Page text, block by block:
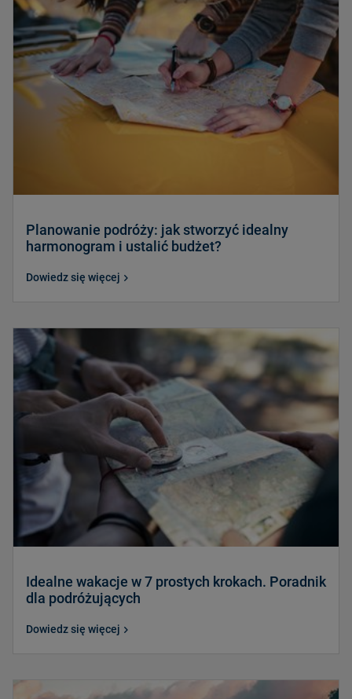
Planowanie podróży: jak stworzyć idealny
harmonogram i ustalić budżet?
Dowiedz się więcej
Idealne wakacje w 7 prostych krokach. Poradnik
dla podróżujących
Dowiedz się więcej